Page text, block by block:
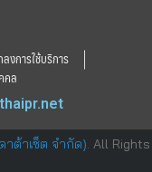
งการใช้บริการ
คล
ต้าเซ็ต จำกัด). All Rights